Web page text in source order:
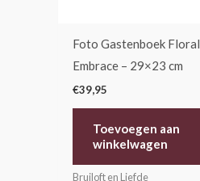
Foto Gastenboek Floral
Embrace – 29×23 cm
€39,95
Toevoegen aan
winkelwagen
Bruiloft en Liefde